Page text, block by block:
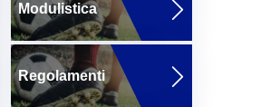
Modulistica
Regolamenti